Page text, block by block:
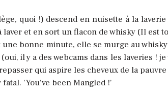
quoi !) descend en nuisette à la
laver et en sort un flacon de whisky (Il
bonne minute, elle se murge au
il y a des webcams dans les laveries !
qui aspire les cheveux de la
'You've been Mangled !'